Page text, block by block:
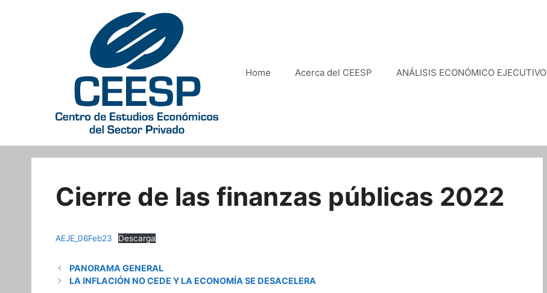
Home Acerca del CEESP ANÁLISIS ECONÓMICO EJECUTIVO
Cierre de las finanzas públicas 2022
AEJE_06Feb23 Descarga
PANORAMA GENERAL
LA INFLACIÓN NO CEDE Y LA ECONOMÍA SE DESACELERA